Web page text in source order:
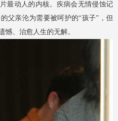
最动人的内核。疾病会无情侵蚀记
父亲沦为需要被呵护的“孩子”，但
憾、治愈人生的无解。